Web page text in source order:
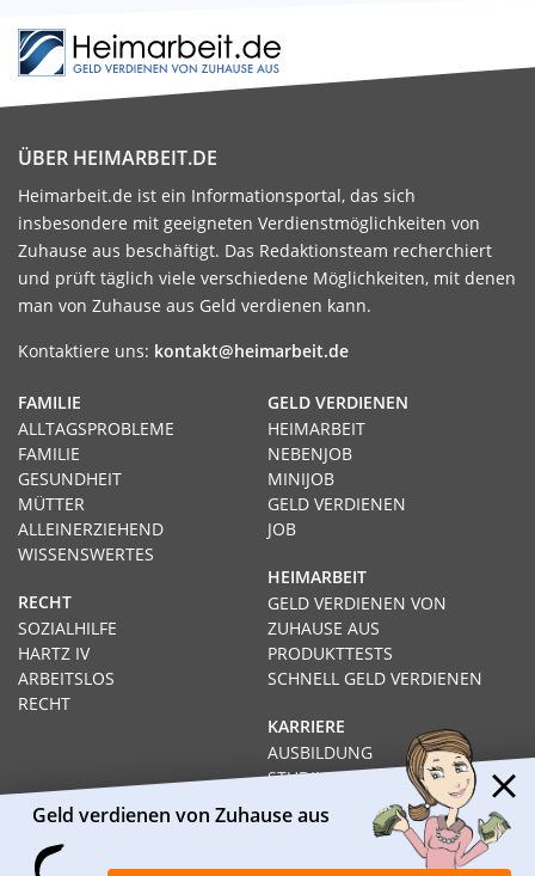
ÜBER HEIMARBEIT.DE
Heimarbeit.de ist ein Informationsportal, das sich
insbesondere mit geeigneten Verdienstmöglichkeiten von
Zuhause aus beschäftigt. Das Redaktionsteam recherchiert
und prüft täglich viele verschiedene Möglichkeiten, mit denen
man von Zuhause aus Geld verdienen kann.
Kontaktiere uns: kontakt@heimarbeit.de
GELD VERDIENEN
HEIMARBEIT
NEBENJOB
MINIJOB
GELD VERDIENEN
JOB
HEIMARBEIT
GELD VERDIENEN VON
ZUHAUSE AUS
PRODUKTTESTS
SCHNELL GELD VERDIENEN
KARRIERE
AUSBILDUNG
STUDIUM
GEHÄLTER
FAMILIE
ALLTAGSPROBLEME
FAMILIE
GESUNDHEIT
MÜTTER
ALLEINERZIEHEND
WISSENSWERTES
RECHT
SOZIALHILFE
HARTZ IV
ARBEITSLOS
RECHT
Geld verdienen von Zuhause aus